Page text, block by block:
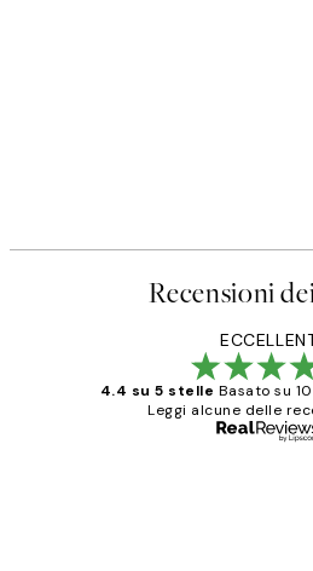
Recensioni
4.4 su 5 stelle Basato su
Leggi alcune delle